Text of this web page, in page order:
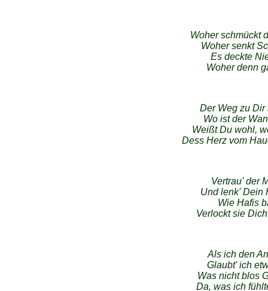
Woher schmückt
Woher senkt
Es deckte
Woher denn
Der Weg zu
Wo ist der
Weißt Du wohl,
Dess Herz vom
Vertrau' der
Und lenk' Dein
Wie Hafis
Verlockt sie
Als ich den
Glaubt' ich
Was nicht blos
Da, was ich